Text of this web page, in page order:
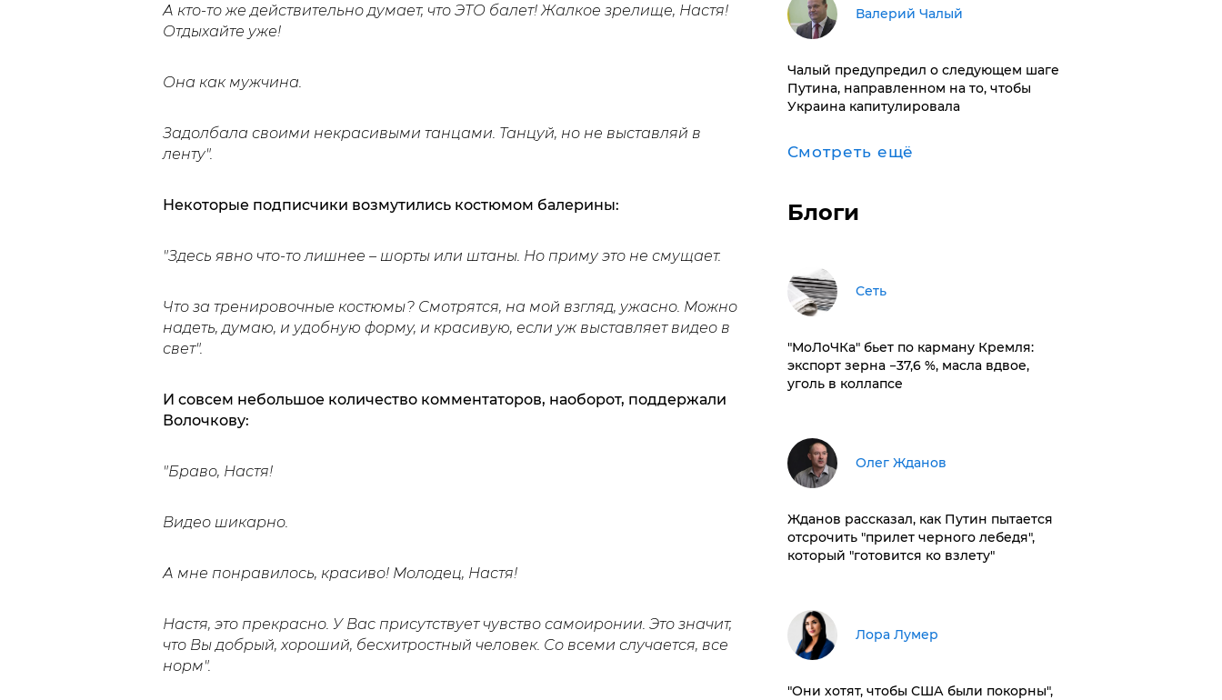
А кто-то же действительно думает, что ЭТО балет! Жалкое зрелище, Настя!
Отдыхайте уже!
Она как мужчина.
Задолбала своими некрасивыми танцами. Танцуй, но не выставляй в
ленту".
Некоторые подписчики возмутились костюмом балерины:
"Здесь явно что-то лишнее – шорты или штаны. Но приму это не смущает.
Что за тренировочные костюмы? Смотрятся, на мой взгляд, ужасно. Можно
надеть, думаю, и удобную форму, и красивую, если уж выставляет видео в
свет".
И совсем небольшое количество комментаторов, наоборот, поддержали
Волочкову:
"Браво, Настя!
Видео шикарно.
А мне понравилось, красиво! Молодец, Настя!
Настя, это прекрасно. У Вас присутствует чувство самоиронии. Это значит,
что Вы добрый, хороший, бесхитростный человек. Со всеми случается, все
норм".
Валерий Чалый
Чалый предупредил о следующем шаге
Путина, направленном на то, чтобы
Украина капитулировала
Смотреть ещё
Блоги
Сеть
​"МоЛоЧКа" бьет по карману Кремля:
экспорт зерна −37,6 %, масла вдвое,
уголь в коллапсе
Олег Жданов
Жданов рассказал, как Путин пытается
отсрочить "прилет черного лебедя",
который "готовится ко взлету"
​Лора Лумер
"Они хотят, чтобы США были покорны",